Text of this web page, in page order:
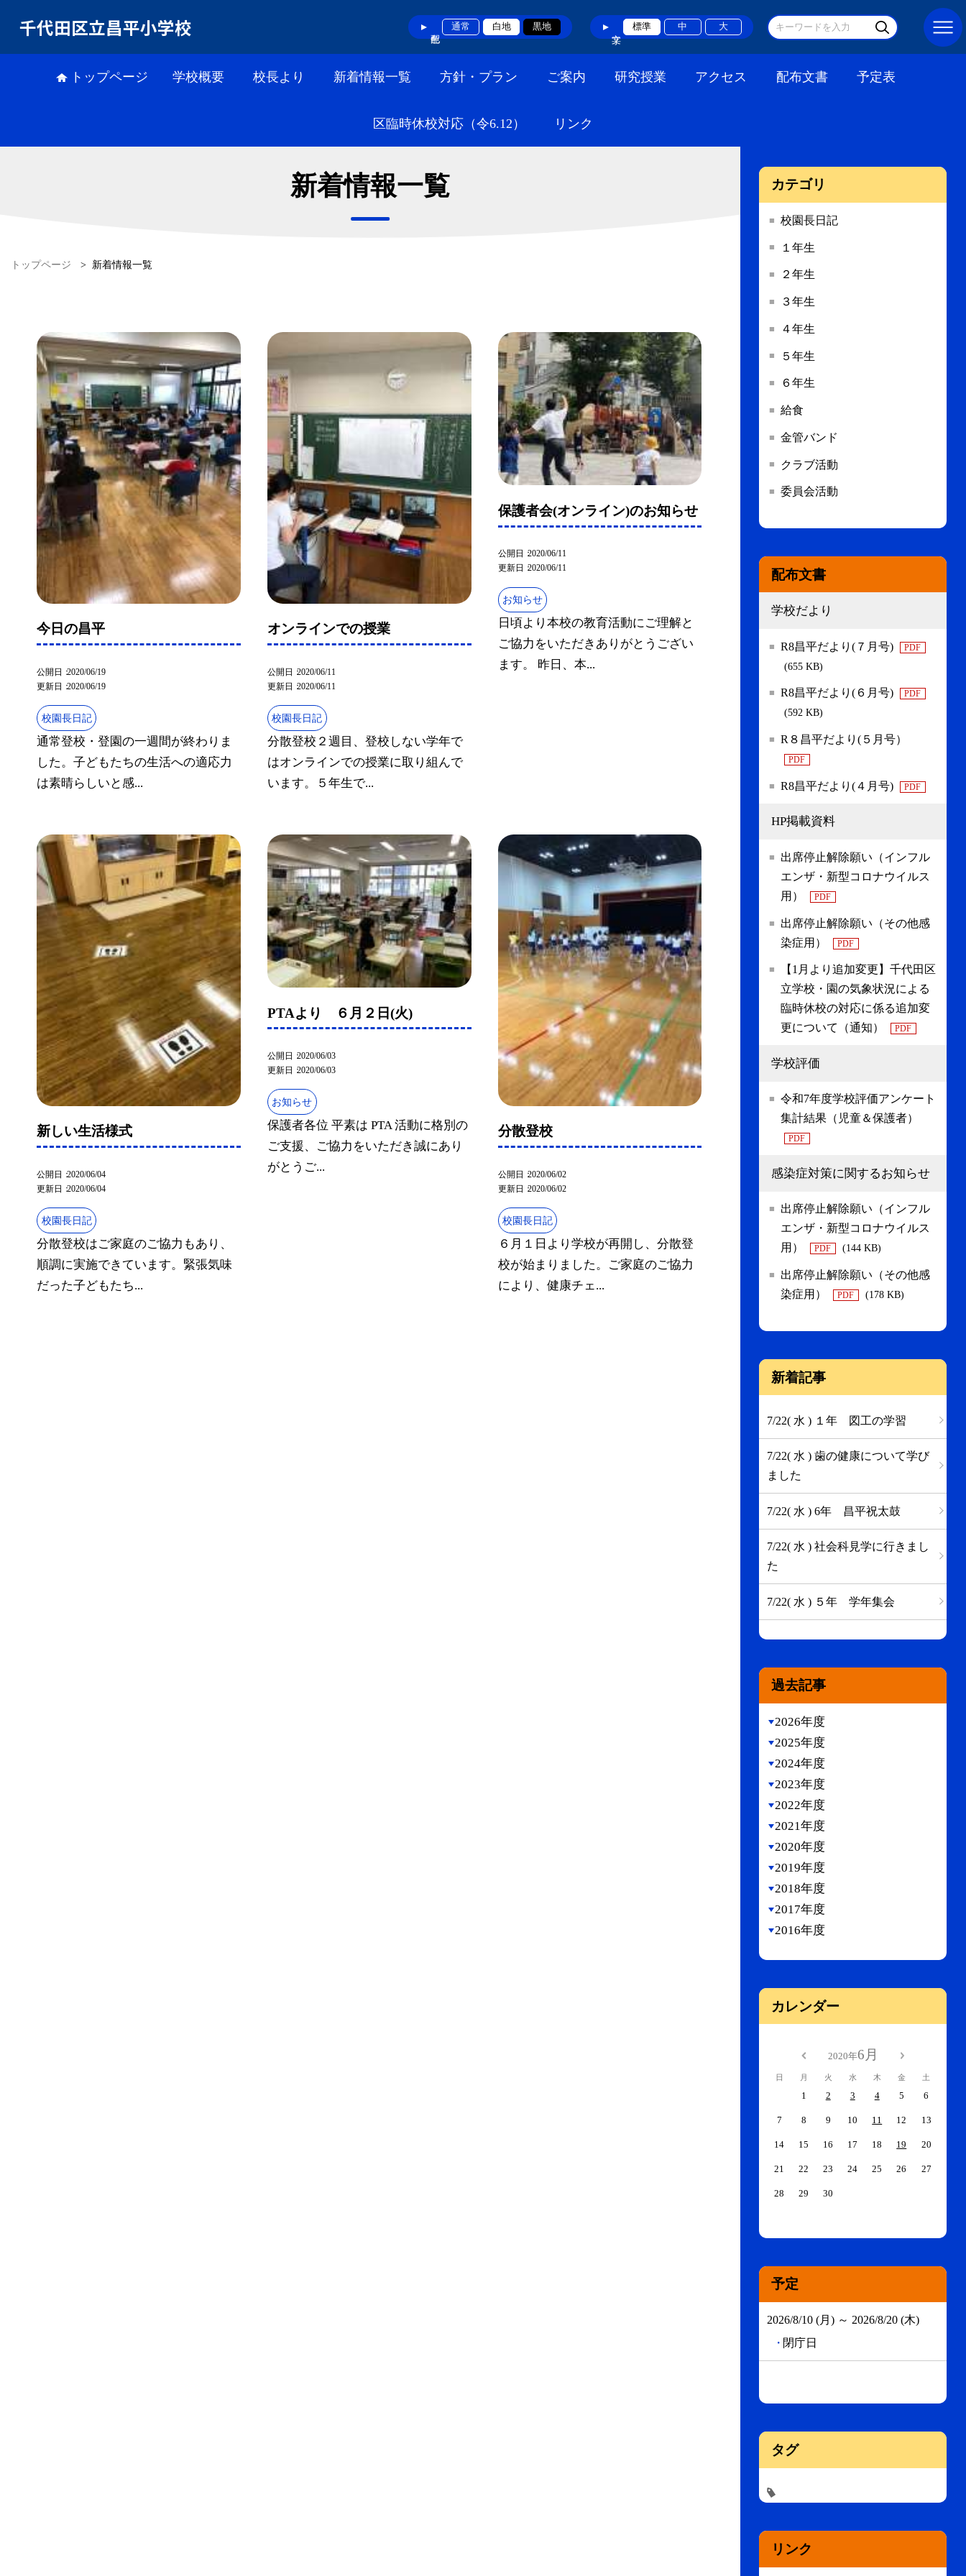
千代田区立昌平小学校 通常 白地 黒地 標準 中 大
トップページ 学校概要 校長より 新着情報一覧 方針・プラン ご案内 研究授業 アクセス 配布文書 予定表
区臨時休校対応（令6.12） リンク
新着情報一覧
トップページ > 新着情報一覧
今日の昌平
公開日
2020/06/19
更新日
2020/06/19
校園長日記
通常登校・登園の一週間が終わりま
した。子どもたちの生活への適応力
は素晴らしいと感...
オンラインでの授業
公開日
2020/06/11
更新日
2020/06/11
校園長日記
分散登校２週目、登校しない学年で
はオンラインでの授業に取り組んで
います。５年生で...
保護者会(オンライン)のお知らせ
公開日 2020/06/11
更新日 2020/06/11
お知らせ
日頃より本校の教育活動にご理解と
ご協力をいただきありがとうござい
ます。 昨日、本...
新しい生活様式
公開日
2020/06/04
更新日
2020/06/04
校園長日記
分散登校はご家庭のご協力もあり、
順調に実施できています。緊張気味
だった子どもたち...
PTAより ６月２日(火)
公開日
2020/06/03
更新日
2020/06/03
お知らせ
保護者各位 平素は PTA 活動に格別の
ご支援、ご協力をいただき誠にあり
がとうご...
分散登校
公開日 2020/06/02
更新日 2020/06/02
校園長日記
６月１日より学校が再開し、分散登
校が始まりました。ご家庭のご協力
により、健康チェ...
カテゴリ
校園長日記
１年生
２年生
３年生
４年生
５年生
６年生
給食
金管バンド
クラブ活動
委員会活動
配布文書
学校だより
R8昌平だより(７月号) PDF
(655 KB)
R8昌平だより(６月号) PDF
(592 KB)
R８昌平だより(５月号）
PDF
R8昌平だより(４月号) PDF
HP掲載資料
出席停止解除願い（インフル
エンザ・新型コロナウイルス
用）
PDF
出席停止解除願い（その他感
染症用）
PDF
【1月より追加変更】千代田区
立学校・園の気象状況による
臨時休校の対応に係る追加変
更について（通知）
PDF
学校評価
令和7年度学校評価アンケート
集計結果（児童＆保護者）
PDF
感染症対策に関するお知らせ
出席停止解除願い（インフル
エンザ・新型コロナウイルス
用）
PDF (144 KB)
出席停止解除願い（その他感
染症用）
PDF (178 KB)
新着記事
7/22( 水 ) １年 図工の学習
7/22( 水 ) 歯の健康について学び
ました
7/22( 水 ) 6年 昌平祝太鼓
7/22( 水 ) 社会科見学に行きまし
た
7/22( 水 ) ５年 学年集会
過去記事
2026年度
2025年度
2024年度
2023年度
2022年度
2021年度
2020年度
2019年度
2018年度
2017年度
2016年度
カレンダー
2020年6月
日 月 火 水 木 金 土
1 2 3 4 5 6
7 8 9 10 11 12 13
14 15 16 17 18 19 20
21 22 23 24 25 26 27
28 29 30
予定
2026/8/10 (月) ～ 2026/8/20 (木)
閉庁日
タグ
リンク